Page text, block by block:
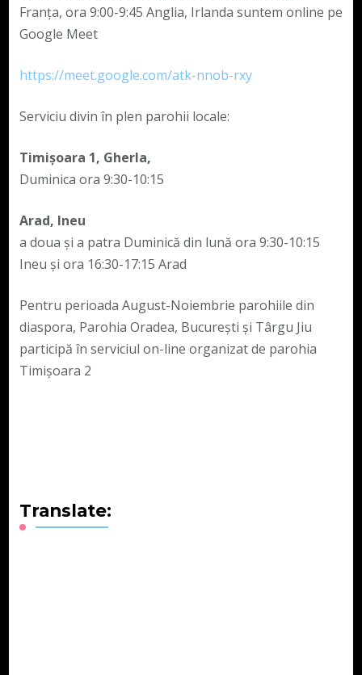
Franța, ora 9:00-9:45 Anglia, Irlanda suntem online pe
Google Meet
https://meet.google.com/atk-nnob-rxy
Serviciu divin în plen parohii locale:
Timișoara 1, Gherla,
Duminica ora 9:30-10:15
Arad, Ineu
a doua și a patra Duminică din lună ora 9:30-10:15
Ineu și ora 16:30-17:15 Arad
Pentru perioada August-Noiembrie parohiile din
diaspora, Parohia Oradea, București și Târgu Jiu
participă în serviciul on-line organizat de parohia
Timișoara 2
Translate: